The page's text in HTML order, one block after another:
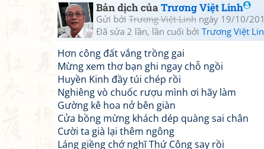
Bản dịch củaTrương Việt Linh
Gửi bởi Trương Việt Linh ngày 19/10/
Đã sửa 2 lần, lần cuối bởi Trương Việt
Hơn công đất vắng trồng gai
Mừng xem thơ bạn ghi ngay chỗ ngồi
Huyền Kinh đầy túi chép rồi
Nghiêng vò chuốc rượu mình ơi hãy làm
Gường kê hoa nở bên giàn
Cửa bồng mừng khách dép quàng sai chân
Cười ta già lại thêm ngông
Láng giềng chớ nghĩ Thứ Công say rồi